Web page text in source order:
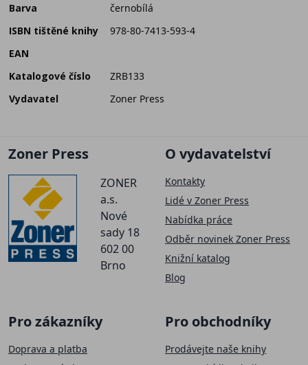
Barva
černobílá
ISBN tištěné knihy
978-80-7413-593-4
EAN
Katalogové číslo
ZRB133
Vydavatel
Zoner Press
Zoner Press
ZONER
a.s.
Nové
sady 18
602 00
Brno
O vydavatelství
Kontakty
Lidé v Zoner Press
Nabídka práce
Odběr novinek Zoner Press
Knižní katalog
Blog
Pro zákazníky
Doprava a platba
Pro obchodníky
Prodávejte naše knihy